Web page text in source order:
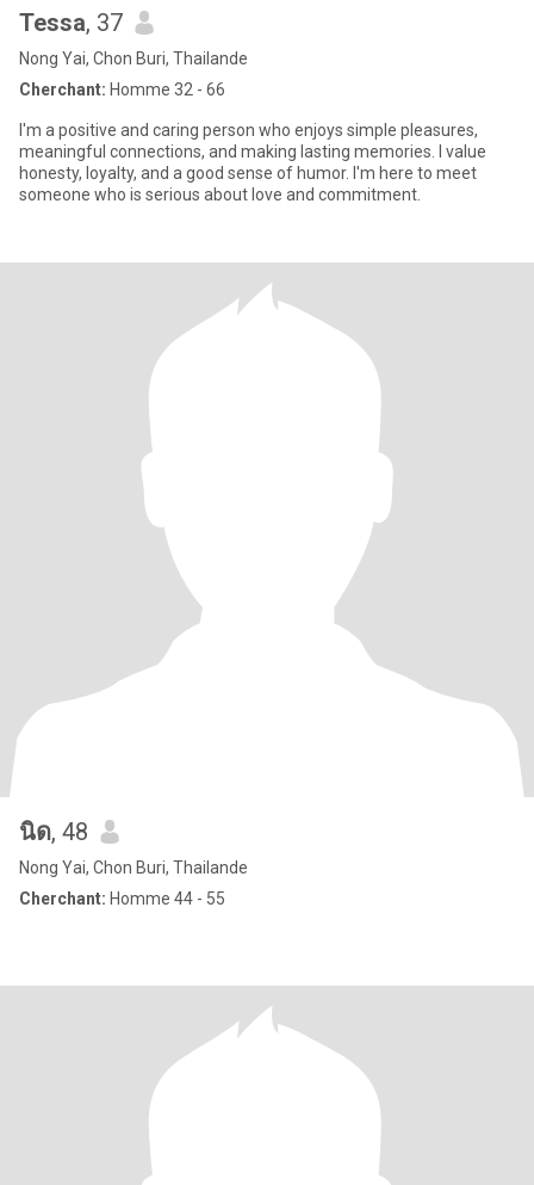
Tessa, 37
Nong Yai, Chon Buri, Thailande
Cherchant: Homme 32 - 66
I'm a positive and caring person who enjoys simple pleasures,
meaningful connections, and making lasting memories. I value
honesty, loyalty, and a good sense of humor. I'm here to meet
someone who is serious about love and commitment.
นิด, 48
Nong Yai, Chon Buri, Thailande
Cherchant: Homme 44 - 55